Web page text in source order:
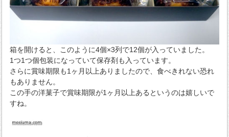
箱を開けると、このように4個×3列で12個が入っていました。
1つ1つ個包装になっていて保存剤も入っています。
さらに賞味期限も1ヶ月以上ありましたので、食べきれない恐れ
もありません。
この手の洋菓子で賞味期限が1ヶ月以上あるというのは嬉しいで
すね。